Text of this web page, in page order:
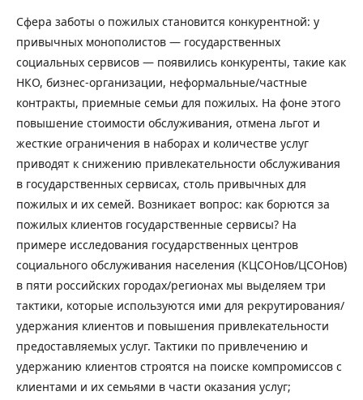
Сфера заботы о пожилых становится конкурентной: у
привычных монополистов — государственных
социальных сервисов — появились конкуренты, такие как
НКО, бизнес-организации, неформальные/частные
контракты, приемные семьи для пожилых. На фоне этого
повышение стоимости обслуживания, отмена льгот и
жесткие ограничения в наборах и количестве услуг
приводят к снижению привлекательности обслуживания
в государственных сервисах, столь привычных для
пожилых и их семей. Возникает вопрос: как борются за
пожилых клиентов государственные сервисы? На
примере исследования государственных центров
социального обслуживания населения (КЦСОНов/ЦСОНов)
в пяти российских городах/регионах мы выделяем три
тактики, которые используются ими для рекрутирования/
удержания клиентов и повышения привлекательности
предоставляемых услуг. Тактики по привлечению и
удержанию клиентов строятся на поиске компромиссов с
клиентами и их семьями в части оказания услуг;